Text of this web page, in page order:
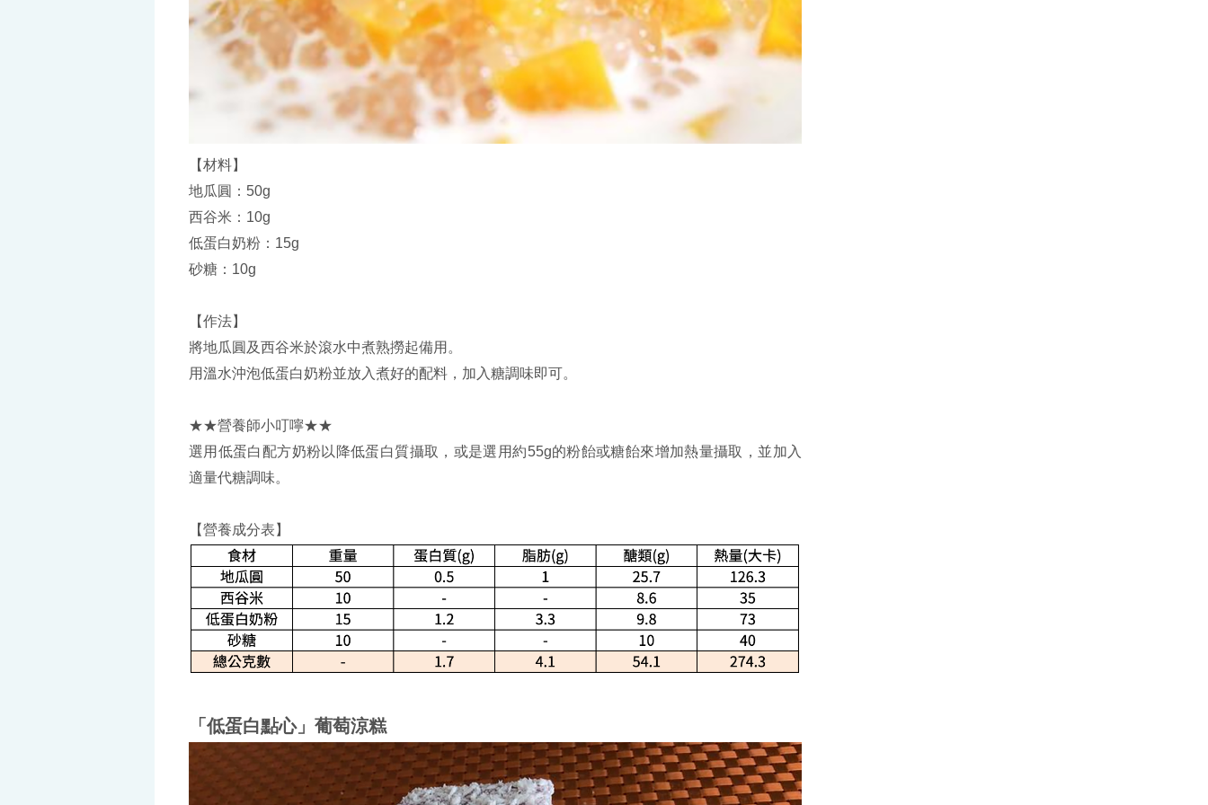
【材料】
地瓜圓：50g
西谷米：10g
低蛋白奶粉：15g
砂糖：10g
【作法】
將地瓜圓及西谷米於滾水中煮熟撈起備用。
用溫水沖泡低蛋白奶粉並放入煮好的配料，加入糖調味即可。
★★營養師小叮嚀★★
選用低蛋白配方奶粉以降低蛋白質攝取，或是選用約55g的粉飴或糖飴來增加熱量攝取，並加入
適量代糖調味。
【營養成分表】
「低蛋白點心」葡萄涼糕